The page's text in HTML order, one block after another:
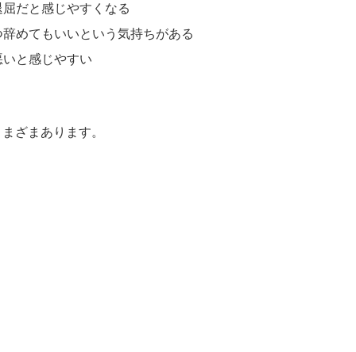
だと感じやすくなる
めてもいいという気持ちがある
と感じやすい
ざまあります。